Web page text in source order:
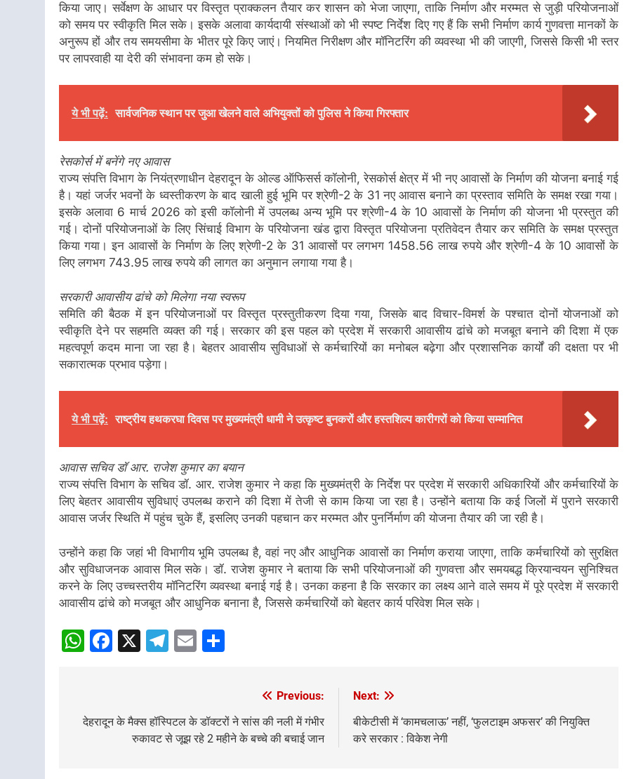
किया जाए। सर्वेक्षण के आधार पर विस्तृत प्राक्कलन तैयार कर शासन को भेजा जाएगा, ताकि निर्माण और मरम्मत से जुड़ी परियोजनाओं
को समय पर स्वीकृति मिल सके। इसके अलावा कार्यदायी संस्थाओं को भी स्पष्ट निर्देश दिए गए हैं कि सभी निर्माण कार्य गुणवत्ता मानकों के
अनुरूप हों और तय समयसीमा के भीतर पूरे किए जाएं। नियमित निरीक्षण और मॉनिटरिंग की व्यवस्था भी की जाएगी, जिससे किसी भी स्तर
पर लापरवाही या देरी की संभावना कम हो सके।
ये भी पढ़ें: सार्वजनिक स्थान पर जुआ खेलने वाले अभियुक्तों को पुलिस ने किया गिरफ्तार
रेसकोर्स में बनेंगे नए आवास
राज्य संपत्ति विभाग के नियंत्रणाधीन देहरादून के ओल्ड ऑफिसर्स कॉलोनी, रेसकोर्स क्षेत्र में भी नए आवासों के निर्माण की योजना बनाई गई
है। यहां जर्जर भवनों के ध्वस्तीकरण के बाद खाली हुई भूमि पर श्रेणी-2 के 31 नए आवास बनाने का प्रस्ताव समिति के समक्ष रखा गया।
इसके अलावा 6 मार्च 2026 को इसी कॉलोनी में उपलब्ध अन्य भूमि पर श्रेणी-4 के 10 आवासों के निर्माण की योजना भी प्रस्तुत की
गई। दोनों परियोजनाओं के लिए सिंचाई विभाग के परियोजना खंड द्वारा विस्तृत परियोजना प्रतिवेदन तैयार कर समिति के समक्ष प्रस्तुत
किया गया। इन आवासों के निर्माण के लिए श्रेणी-2 के 31 आवासों पर लगभग 1458.56 लाख रुपये और श्रेणी-4 के 10 आवासों के
लिए लगभग 743.95 लाख रुपये की लागत का अनुमान लगाया गया है।
सरकारी आवासीय ढांचे को मिलेगा नया स्वरूप
समिति की बैठक में इन परियोजनाओं पर विस्तृत प्रस्तुतीकरण दिया गया, जिसके बाद विचार-विमर्श के पश्चात दोनों योजनाओं को
स्वीकृति देने पर सहमति व्यक्त की गई। सरकार की इस पहल को प्रदेश में सरकारी आवासीय ढांचे को मजबूत बनाने की दिशा में एक
महत्वपूर्ण कदम माना जा रहा है। बेहतर आवासीय सुविधाओं से कर्मचारियों का मनोबल बढ़ेगा और प्रशासनिक कार्यों की दक्षता पर भी
सकारात्मक प्रभाव पड़ेगा।
ये भी पढ़ें: राष्ट्रीय हथकरघा दिवस पर मुख्यमंत्री धामी ने उत्कृष्ट बुनकरों और हस्तशिल्प कारीगरों को किया सम्मानित
आवास सचिव डॉ आर. राजेश कुमार का बयान
राज्य संपत्ति विभाग के सचिव डॉ. आर. राजेश कुमार ने कहा कि मुख्यमंत्री के निर्देश पर प्रदेश में सरकारी अधिकारियों और कर्मचारियों के
लिए बेहतर आवासीय सुविधाएं उपलब्ध कराने की दिशा में तेजी से काम किया जा रहा है। उन्होंने बताया कि कई जिलों में पुराने सरकारी
आवास जर्जर स्थिति में पहुंच चुके हैं, इसलिए उनकी पहचान कर मरम्मत और पुनर्निर्माण की योजना तैयार की जा रही है।
उन्होंने कहा कि जहां भी विभागीय भूमि उपलब्ध है, वहां नए और आधुनिक आवासों का निर्माण कराया जाएगा, ताकि कर्मचारियों को सुरक्षित
और सुविधाजनक आवास मिल सके। डॉ. राजेश कुमार ने बताया कि सभी परियोजनाओं की गुणवत्ता और समयबद्ध क्रियान्वयन सुनिश्चित
करने के लिए उच्चस्तरीय मॉनिटरिंग व्यवस्था बनाई गई है। उनका कहना है कि सरकार का लक्ष्य आने वाले समय में पूरे प्रदेश में सरकारी
आवासीय ढांचे को मजबूत और आधुनिक बनाना है, जिससे कर्मचारियों को बेहतर कार्य परिवेश मिल सके।
WhatsApp
Facebook
X Telegram
Email
navigation
Previous:
देहरादून के मैक्स हॉस्पिटल के डॉक्टरों ने सांस की नली में गंभीर
रुकावट से जूझ रहे 2 महीने के बच्चे की बचाई जान
Next:
बीकेटीसी में ‘कामचलाऊ’ नहीं, ‘फुलटाइम अफसर’ की नियुक्ति
करे सरकार : विकेश नेगी